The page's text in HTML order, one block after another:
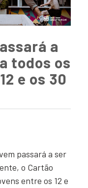
a
todos os
e os 30
passará a ser
o Cartão
entre os 12 e